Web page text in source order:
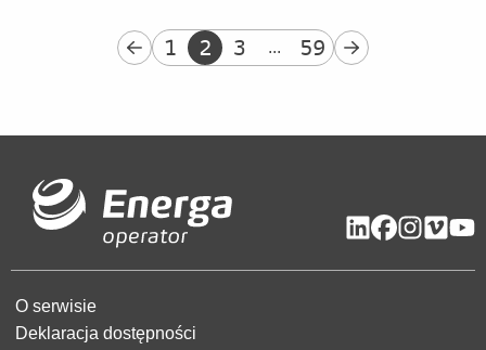
1 2 3 ... 59
O serwisie
Deklaracja dostępności